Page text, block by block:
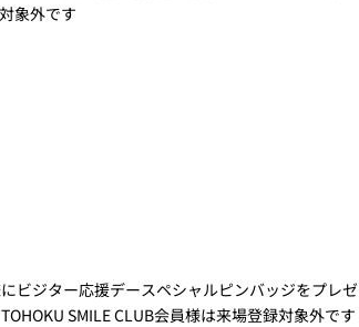
象外です
ビジター応援デースペシャルピンバッジをプレ
SMILE CLUB会員様は来場登録対象外です